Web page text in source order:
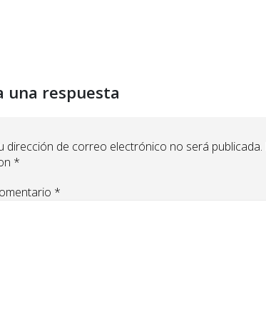
una respuesta
dirección de correo electrónico no será publicada.
*
*